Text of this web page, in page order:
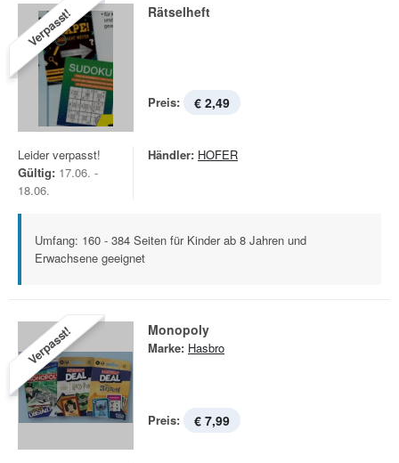
Verpasst! Rätselheft
Preis: € 2,49
Leider verpasst!
Gültig: 17.06. -
18.06.
Händler: HOFER
Umfang: 160 - 384 Seiten für Kinder ab 8 Jahren und
Erwachsene geeignet
Verpasst! Monopoly
Marke: Hasbro
Preis: € 7,99